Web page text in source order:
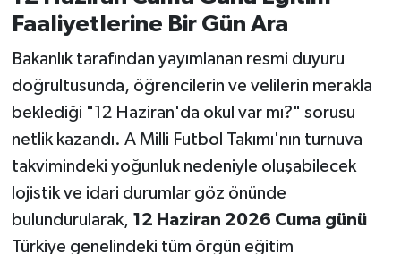
Faaliyetlerine Bir Gün Ara
Bakanlık tarafından yayımlanan resmi duyuru
doğrultusunda, öğrencilerin ve velilerin merakla
beklediği "12 Haziran'da okul var mı?" sorusu
netlik kazandı. A Milli Futbol Takımı'nın turnuva
takvimindeki yoğunluk nedeniyle oluşabilecek
lojistik ve idari durumlar göz önünde
bulundurularak, 12 Haziran 2026 Cuma günü
Türkiye genelindeki tüm örgün eğitim